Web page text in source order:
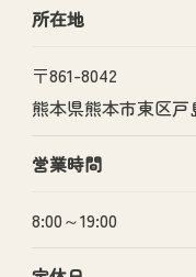
所在地
〒861-8042
熊本県熊本市東区戸
営業時間
8:00～19:00